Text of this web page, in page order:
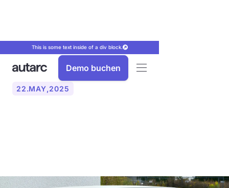
This is some text inside of a div block.
Demo buchen
22.MAY,2025